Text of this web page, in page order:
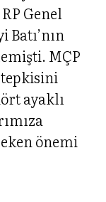
Genel
MÇP
ayaklı
önemi